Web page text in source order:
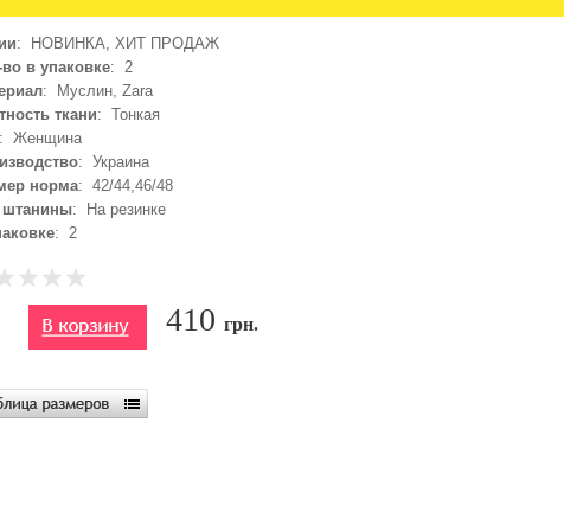
: НОВИНКА, ХИТ ПРОДАЖ
во в упаковке: 2
: Муслин, Zara
ткани: Тонкая
: Женщина
: Украина
норма: 42/44,46/48
штанины: На резинке
: 2
410 грн.